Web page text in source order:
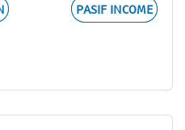
PASIF INCOME